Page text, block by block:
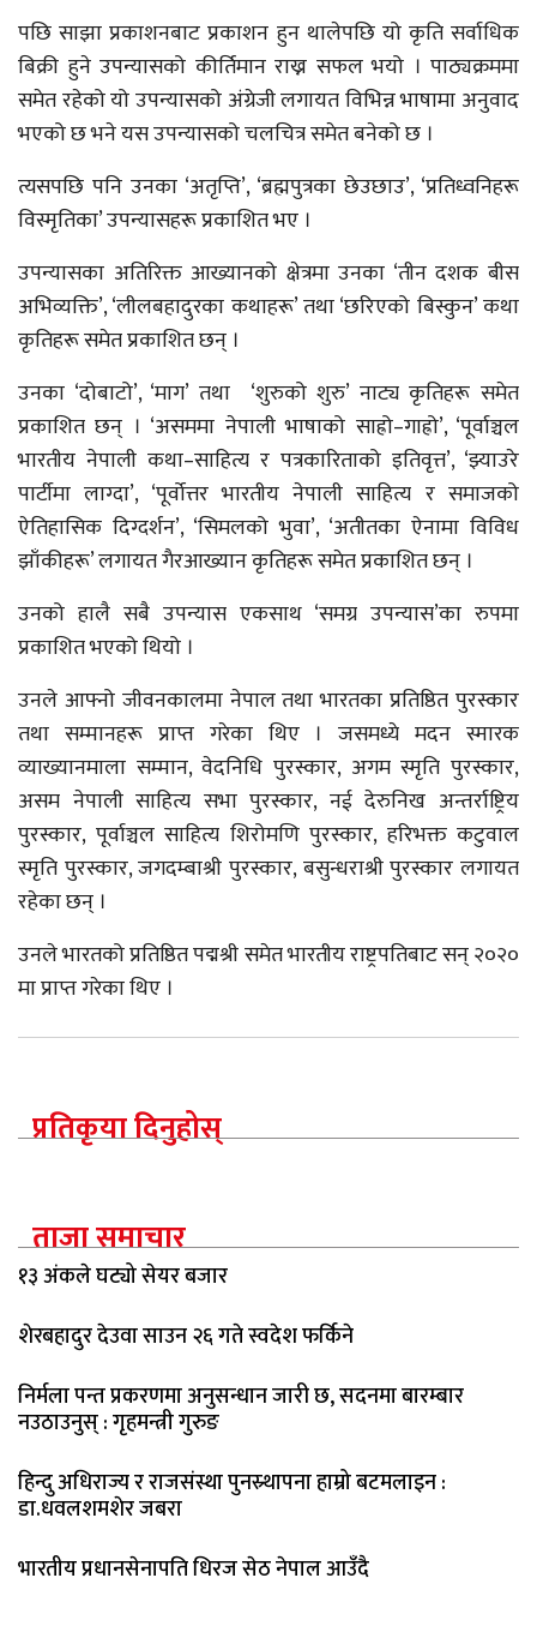
पछि साझा प्रकाशनबाट प्रकाशन हुन थालेपछि यो कृति सर्वाधिक
बिक्री हुने उपन्यासको कीर्तिमान राख्न सफल भयो । पाठ्यक्रममा
समेत रहेको यो उपन्यासको अंग्रेजी लगायत विभिन्न भाषामा अनुवाद
भएको छ भने यस उपन्यासको चलचित्र समेत बनेको छ ।
त्यसपछि पनि उनका ‘अतृप्ति’, ‘ब्रह्मपुत्रका छेउछाउ’, ‘प्रतिध्वनिहरू
विस्मृतिका’ उपन्यासहरू प्रकाशित भए ।
उपन्यासका अतिरिक्त आख्यानको क्षेत्रमा उनका ‘तीन दशक बीस
अभिव्यक्ति’, ‘लीलबहादुरका कथाहरू’ तथा ‘छरिएको बिस्कुन’ कथा
कृतिहरू समेत प्रकाशित छन् ।
उनका ‘दोबाटो’, ‘माग’ तथा ‘शुरुको शुरु’ नाट्य कृतिहरू समेत
प्रकाशित छन् । ‘असममा नेपाली भाषाको साह्रो–गाह्रो’, ‘पूर्वाञ्चल
भारतीय नेपाली कथा–साहित्य र पत्रकारिताको इतिवृत्त’, ‘झ्याउरे
पार्टीमा लाग्दा’, ‘पूर्वोत्तर भारतीय नेपाली साहित्य र समाजको
ऐतिहासिक दिग्दर्शन’, ‘सिमलको भुवा’, ‘अतीतका ऐनामा विविध
झाँकीहरू’ लगायत गैरआख्यान कृतिहरू समेत प्रकाशित छन् ।
उनको हालै सबै उपन्यास एकसाथ ‘समग्र उपन्यास’का रुपमा
प्रकाशित भएको थियो ।
उनले आफ्नो जीवनकालमा नेपाल तथा भारतका प्रतिष्ठित पुरस्कार
तथा सम्मानहरू प्राप्त गरेका थिए । जसमध्ये मदन स्मारक
व्याख्यानमाला सम्मान, वेदनिधि पुरस्कार, अगम स्मृति पुरस्कार,
असम नेपाली साहित्य सभा पुरस्कार, नई देरुनिख अन्तर्राष्ट्रिय
पुरस्कार, पूर्वाञ्चल साहित्य शिरोमणि पुरस्कार, हरिभक्त कटुवाल
स्मृति पुरस्कार, जगदम्बाश्री पुरस्कार, बसुन्धराश्री पुरस्कार लगायत
रहेका छन् ।
उनले भारतको प्रतिष्ठित पद्मश्री समेत भारतीय राष्ट्रपतिबाट सन् २०२०
मा प्राप्त गरेका थिए ।
प्रतिकृया दिनुहोस्
ताजा समाचार
१३ अंकले घट्यो सेयर बजार
शेरबहादुर देउवा साउन २६ गते स्वदेश फर्किने
निर्मला पन्त प्रकरणमा अनुसन्धान जारी छ, सदनमा बारम्बार
नउठाउनुस् : गृहमन्त्री गुरुङ
हिन्दु अधिराज्य र राजसंस्था पुनस्र्थापना हाम्रो बटमलाइन :
डा.धवलशमशेर जबरा
भारतीय प्रधानसेनापति धिरज सेठ नेपाल आउँदै